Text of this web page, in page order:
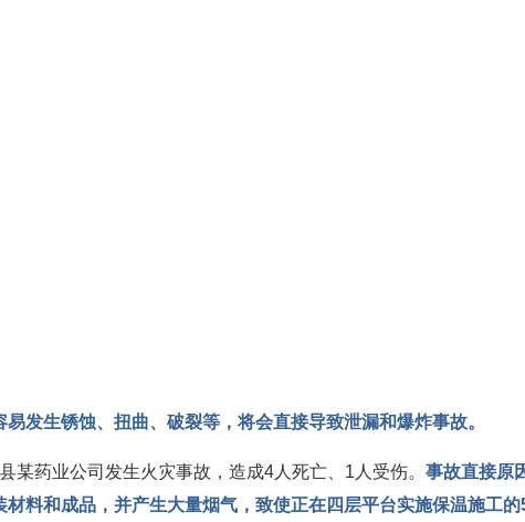
发生锈蚀、扭曲、破裂等，将会直接导致泄漏和爆炸事故。
某药业公司发生火灾事故，造成4人死亡、1人受伤。事故直接原
料和成品，并产生大量烟气，致使正在四层平台实施保温施工的